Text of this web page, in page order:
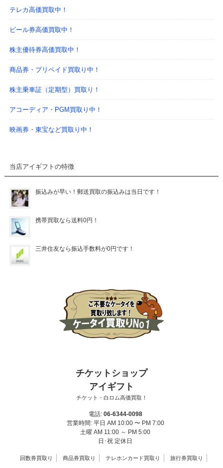
テレカ高価買取中！
ビール券高価買取中！
株主優待券高価買取中！
商品券・プリペイド買取り中！
株主乗車証（定期型）買取り！
アコーディア・PGM買取り中！
映画券・東宝など買取り中！
当店アイギフトの特徴
振込みが早い！郵送買取の振込みは当日です！
携帯買取なら送料0円！
三井住友なら振込手数料が0円です！
チケットショップ
アイギフト
チケット・白ロム高価買取！
電話:06-6344-0098
営業時間: 平日 AM 10:00 〜 PM 7:00
土曜 AM 11:00 ～ PM 5:00
日･祝 定休日
回数券買取り 商品券買取り テレホンカード買取り 旅行券買取り